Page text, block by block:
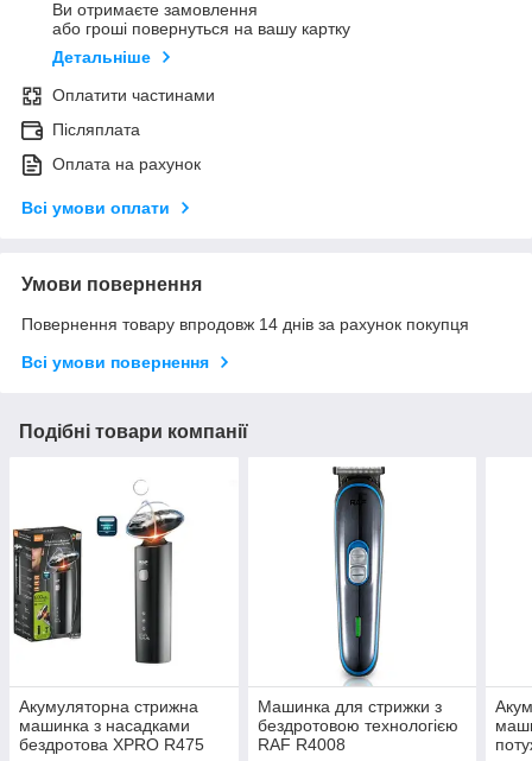
Ви отримаєте замовлення
або гроші повернуться на вашу картку
Детальніше
Оплатити частинами
Післяплата
Оплата на рахунок
Всі умови оплати
Умови повернення
Повернення товару впродовж 14 днів за рахунок покупця
Всі умови повернення
Подібні товари компанії
Акумуляторна стрижна
машинка з насадками
бездротова XPRO R475
Машинка для стрижки з
бездротовою технологією
RAF R4008